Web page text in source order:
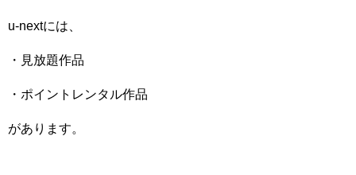
u-nextには、
・見放題作品
・ポイントレンタル作品
があります。